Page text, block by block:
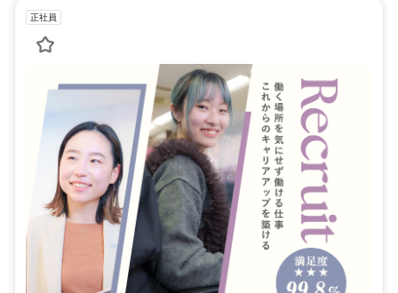
正社員